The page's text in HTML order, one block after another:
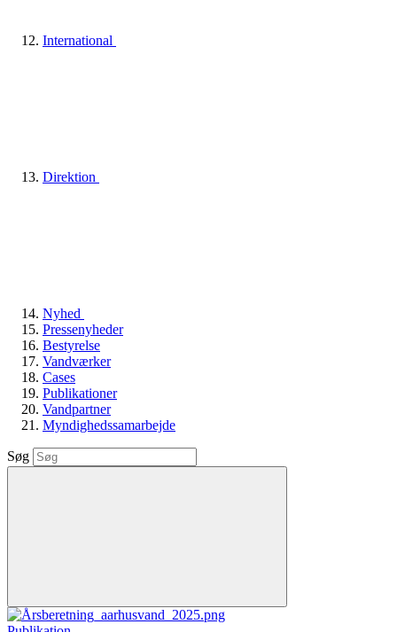
International
Direktion
Nyhed
Pressenyheder
Bestyrelse
Vandværker
Cases
Publikationer
Vandpartner
Myndighedssamarbejde
Søg